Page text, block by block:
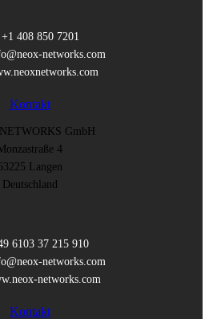
+1 408 850 7201
networks.com
Kontakt
GmbH
4
Langen
Deutschland
6103 37 215 910
networks.com
networks.com
Kontakt